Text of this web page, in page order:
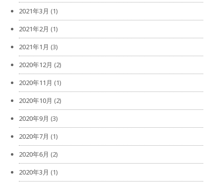
2021年3月 (1)
2021年2月 (1)
2021年1月 (3)
2020年12月 (2)
2020年11月 (1)
2020年10月 (2)
2020年9月 (3)
2020年7月 (1)
2020年6月 (2)
2020年3月 (1)